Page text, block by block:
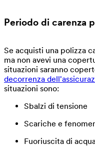
Periodo di carenza
Se acquisti una polizza
ma non avevi una
situazioni saranno
decorrenza
situazioni sono:
Sbalzi di tensione
Scariche e
Fuoriuscita di